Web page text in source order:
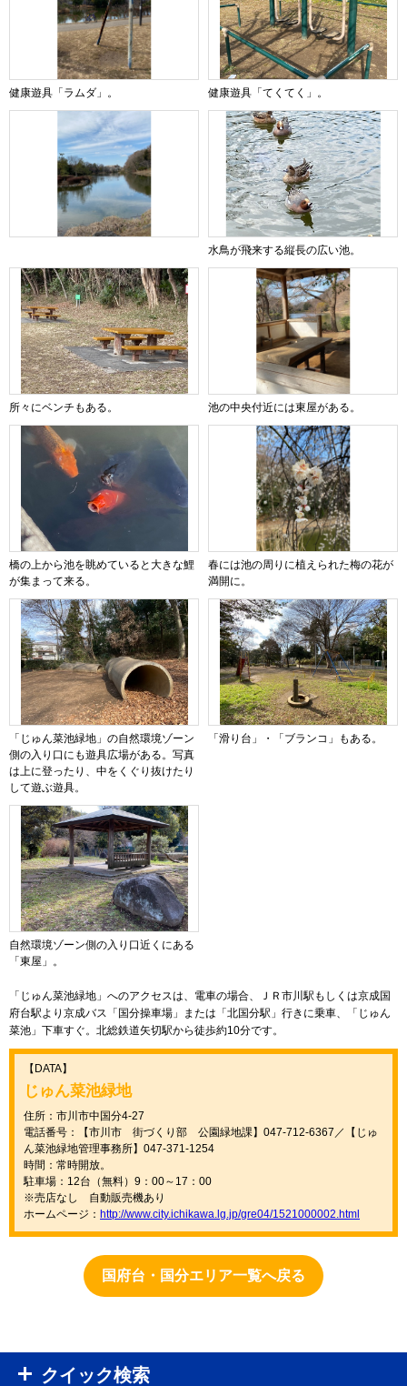
健康遊具「ラムダ」。 健康遊具「てくてく」。
水鳥が飛来する縦長の広い池。
所々にベンチもある。 池の中央付近には東屋がある。
橋の上から池を眺めていると大きな鯉
が集まって来る。
春には池の周りに植えられた梅の花が
満開に。
「じゅん菜池緑地」の自然環境ゾーン
側の入り口にも遊具広場がある。写真
は上に登ったり、中をくぐり抜けたり
して遊ぶ遊具。
「滑り台」・「ブランコ」もある。
自然環境ゾーン側の入り口近くにある
「東屋」。
「じゅん菜池緑地」へのアクセスは、電車の場合、ＪＲ市川駅もしくは京成国
府台駅より京成バス「国分操車場」または「北国分駅」行きに乗車、「じゅん
菜池」下車すぐ。北総鉄道矢切駅から徒歩約10分です。
【DATA】
じゅん菜池緑地
住所：市川市中国分4-27
電話番号：【市川市 街づくり部 公園緑地課】047-712-6367／【じゅ
ん菜池緑地管理事務所】047-371-1254
時間：常時開放。
駐車場：12台（無料）9：00～17：00
※売店なし 自動販売機あり
ホームページ： http://www.city.ichikawa.lg.jp/gre04/1521000002.html
国府台・国分エリア一覧へ戻る
クイック検索